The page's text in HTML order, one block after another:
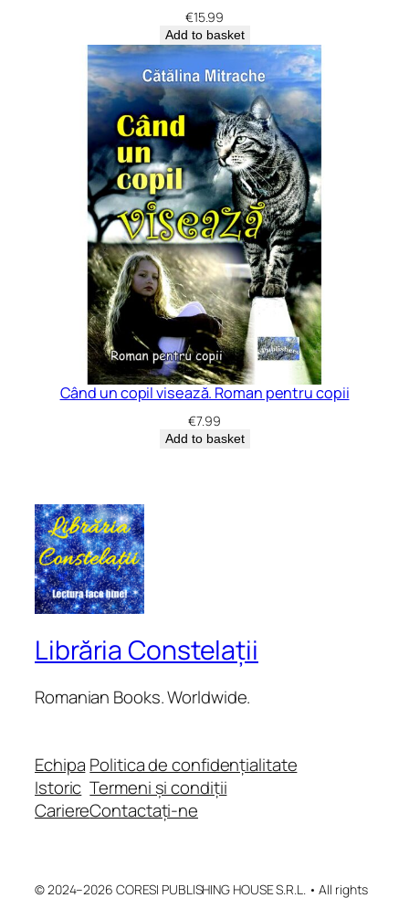
€15.99
Add to basket
Când un copil visează. Roman pentru copii
€7.99
Add to basket
Librăria Constelații
Romanian Books. Worldwide.
Echipa
Istoric
Cariere
Politica de confidențialitate
Termeni și condiții
Contactați-ne
© 2024–2026 CORESI PUBLISHING HOUSE S.R.L. • All rights